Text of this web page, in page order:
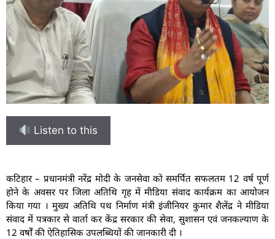
Listen to this
कटिहार – प्रधानमंत्री नरेंद्र मोदी के जनसेवा को समर्पित सफलतम 12 वर्ष पूर्ण
होने के अवसर पर जिला अतिथि गृह में मीडिया संवाद कार्यक्रम का आयोजन
किया गया । मुख्य अतिथि पथ निर्माण मंत्री इंजीनियर कुमार शैलेंद्र ने मीडिया
संवाद में पत्रकार से वार्ता कर केंद्र सरकार की सेवा, सुशासन एवं जनकल्याण के
12 वर्षों की ऐतिहासिक उपलब्धियों की जानकारी दी ।